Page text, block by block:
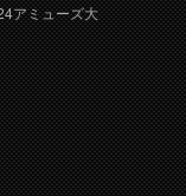
アミューズ大